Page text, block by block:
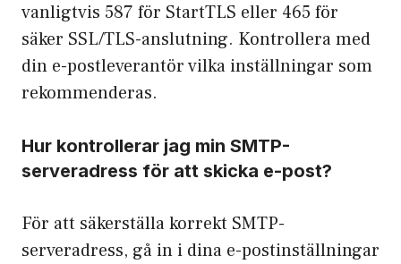
vanligtvis 587 för StartTLS eller 465 för
säker SSL/TLS-anslutning. Kontrollera med
din e-postleverantör vilka inställningar som
rekommenderas.
Hur kontrollerar jag min SMTP-
serveradress för att skicka e-post?
För att säkerställa korrekt SMTP-
serveradress, gå in i dina e-postinställningar